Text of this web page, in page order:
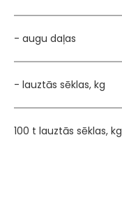
- augu daļas
- lauztās sēklas, kg
100 t lauztās sēklas, kg